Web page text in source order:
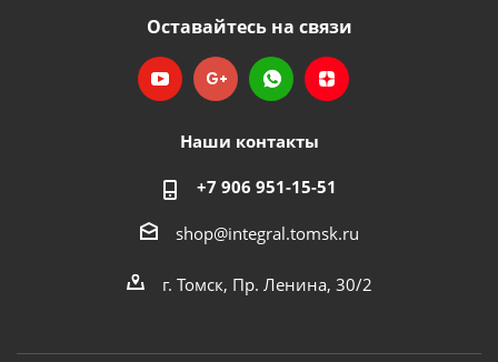
Оставайтесь на связи
Наши контакты
+7 906 951-15-51
shop@integral.tomsk.ru
г. Томск, Пр. Ленина, 30/2